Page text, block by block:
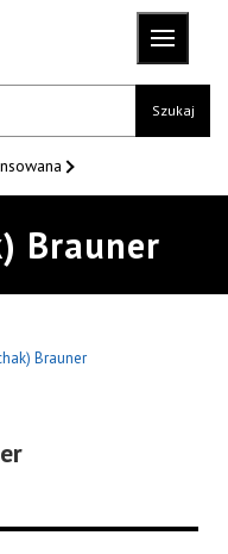
Szukaj
Brauner
Brauner